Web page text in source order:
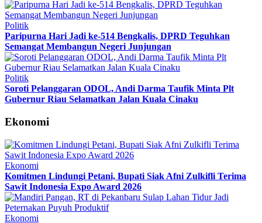
Politik
Paripurna Hari Jadi ke-514 Bengkalis, DPRD Teguhkan
Semangat Membangun Negeri Junjungan
Politik
Soroti Pelanggaran ODOL, Andi Darma Taufik Minta Plt
Gubernur Riau Selamatkan Jalan Kuala Cinaku
Ekonomi
Ekonomi
Komitmen Lindungi Petani, Bupati Siak Afni Zulkifli Terima
Sawit Indonesia Expo Award 2026
Ekonomi